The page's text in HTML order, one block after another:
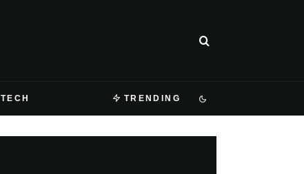
TECH TRENDING